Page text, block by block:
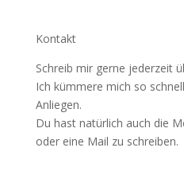
Kontakt
Schreib mir gerne jederzeit
Ich kümmere mich so
Anliegen.
Du hast natürlich auch die
oder eine Mail zu schreiben.